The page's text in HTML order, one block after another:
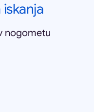
nogometu